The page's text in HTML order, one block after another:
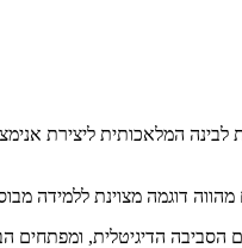
הדיגיטלית, ומפתחים